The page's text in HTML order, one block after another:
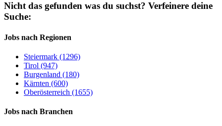
Nicht das gefunden was du suchst? Verfeinere deine
Suche:
Jobs nach Regionen
Steiermark (1296)
Tirol (947)
Burgenland (180)
Kärnten (600)
Oberösterreich (1655)
Jobs nach Branchen